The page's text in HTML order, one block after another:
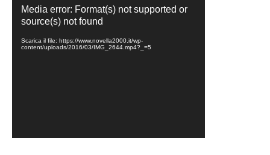
Player
Media error: Format(s) not supported or
source(s) not found
Scarica il file: https://www.novella2000.it/wp-
content/uploads/2016/03/IMG_2644.mp4?_=5